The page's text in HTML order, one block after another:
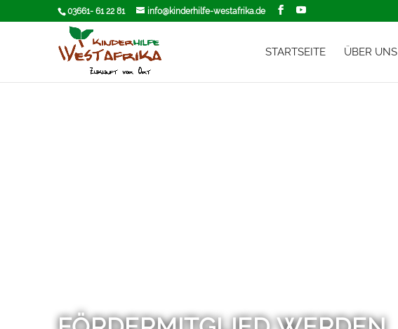
03661- 61 22 81 info@kinderhilfe-westafrika.de
STARTSEITE ÜBER UNS